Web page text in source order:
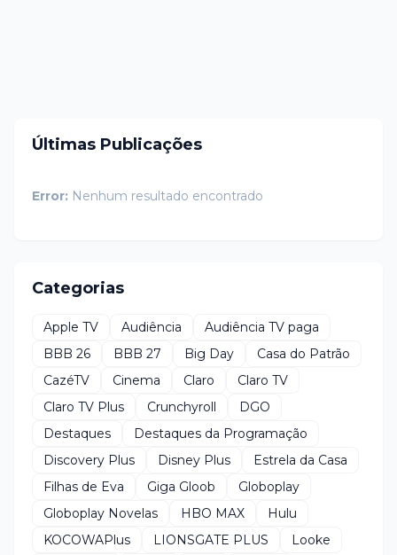
Últimas Publicações
Error: Nenhum resultado encontrado
Categorias
Apple TV Audiência
Audiência TV paga
BBB 26
BBB 27 Big Day
Casa do Patrão
CazéTV
Cinema Claro
Claro TV
Claro TV Plus
Crunchyroll
DGO
Destaques
Destaques da Programação
Discovery Plus
Disney Plus
Estrela da Casa
Filhas de Eva
Giga Gloob
Globoplay
Globoplay Novelas
HBO MAX
Hulu
KOCOWAPlus
LIONSGATE PLUS
Looke